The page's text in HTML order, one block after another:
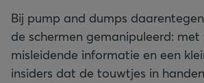
Bij pump and dumps
de schermen gemanipuleerd: met
misleidende informatie en een
insiders dat de touwtjes in